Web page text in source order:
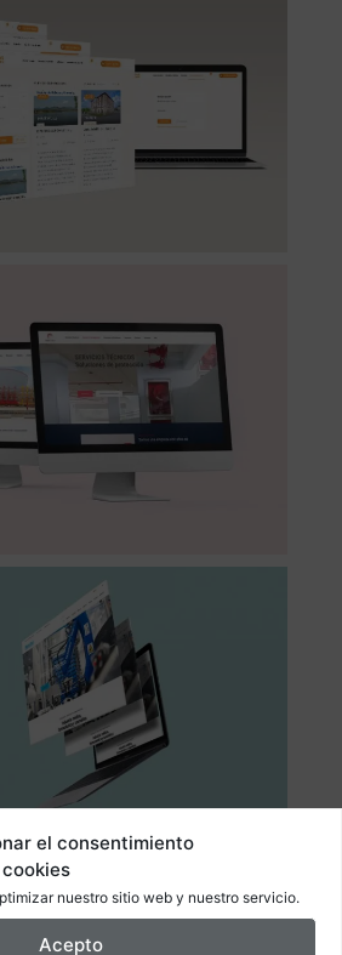
el consentimiento
nuestro sitio web y nuestro servicio.
Acepto